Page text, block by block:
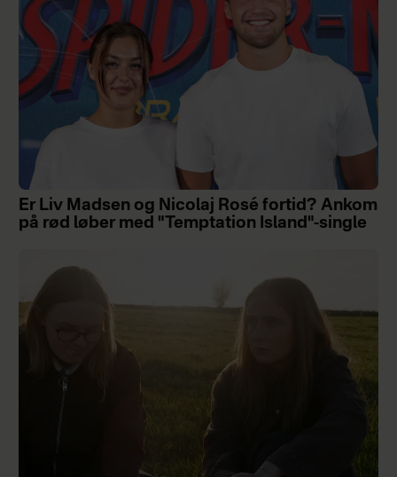
Er Liv Madsen og Nicolaj Rosé fortid? Ankom
på rød løber med "Temptation Island"-single